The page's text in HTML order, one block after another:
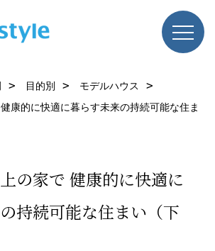
目的別
モデルハウス
康的に快適に暮らす未来の持続可能な住ま
の家で 健康的に快適に
持続可能な住まい（下